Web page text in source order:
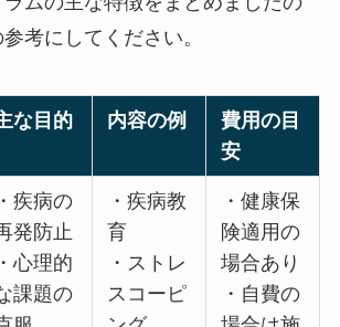
ラムの主な特徴をまとめましたの
考にしてください。
な目
的
内容の
例
費用の
目安
・疾病
再発
・疾病
教育
・健康
保険適